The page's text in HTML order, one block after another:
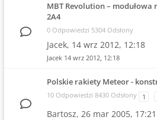
MBT Revolution –
2A4
0 Odpowiedzi 5304 Odsłony
Jacek, 14 wrz 2012, 12:18
Jacek 14 wrz 2012, 12:18
Polskie rakiety Meteor -
10 Odpowiedzi 8430 Odsłony 1
Bartosz, 26 mar 2005, 17:21